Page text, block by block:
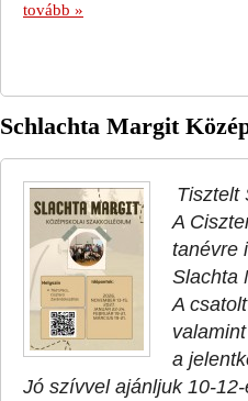
tovább »
Schlachta Margit
Tisztelt
A
tanévre
Slachta
A
a
Jó szívvel ajánljuk 10-